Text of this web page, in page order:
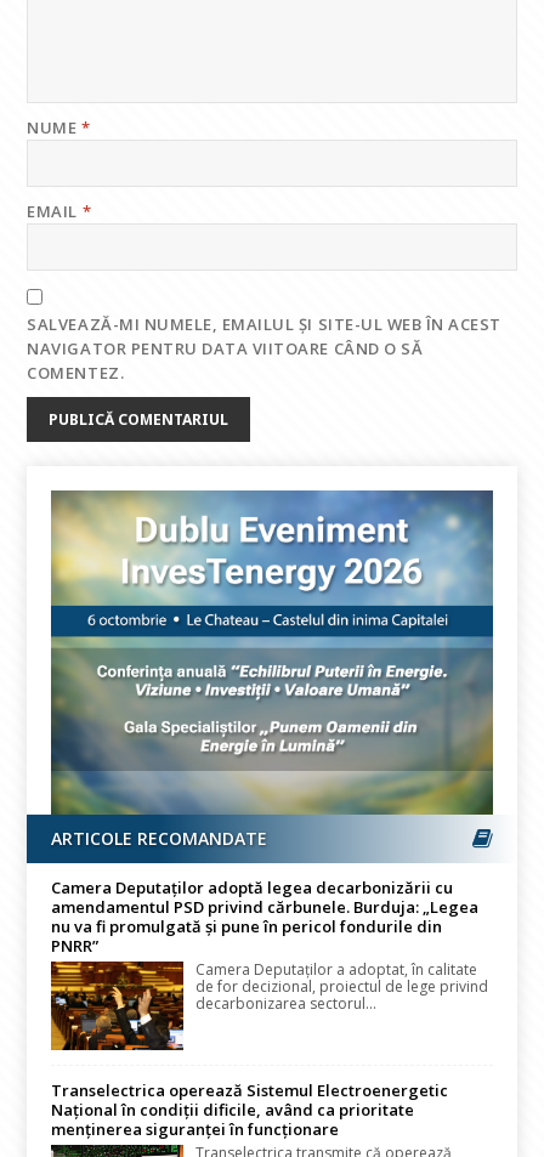
NUME*
EMAIL *
SALVEAZĂ-MI NUMELE, EMAILUL ȘI SITE-UL WEB ÎN ACEST
NAVIGATOR PENTRU DATA VIITOARE CÂND O SĂ
COMENTEZ.
ARTICOLE RECOMANDATE
Camera Deputaților adoptă legea decarbonizării cu
amendamentul PSD privind cărbunele. Burduja: „Legea
nu va fi promulgată și pune în pericol fondurile din
PNRR”
Camera Deputaților a adoptat, în calitate
de for decizional, proiectul de lege privind
decarbonizarea sectorul...
Transelectrica operează Sistemul Electroenergetic
Național în condiții dificile, având ca prioritate
menținerea siguranței în funcționare
Transelectrica transmite că operează